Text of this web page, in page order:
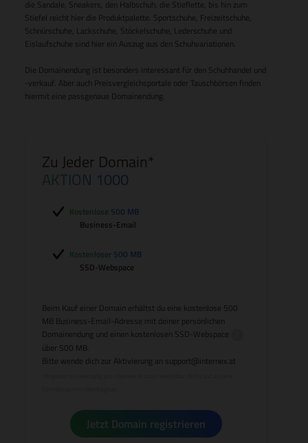
die Sandale, Sneakers, den Halbschuh, die Stieflette, bis hin zum
Stiefel reicht hier die Produktpalette. Sportschuhe, Freizeitschuhe,
Schnürschuhe, Lackschuhe, Stöckelschuhe, Lederschuhe und
Eislaufschuhe sind hier ein Auszug aus den Schuhvariationen.
Die Domainendung ist besonders interessant für den Schuhhandel und
-verkauf. Aber auch Preisvergleichsportale oder Tauschbörsen finden
hiermit eine passgenaue Domainendung.
Zu Jeder Domain*
AKTION 1000
Kostenlose 500 MB
Business-Email
Kostenloser 500 MB
SSD-Webspace
Beim Kauf einer Domain erhältst du eine kostenlose 500
MB Business-Email-Adresse mit deiner persönlichen
Domainendung und einen kostenlosen SSD-Webspace
über 500 MB.
Bitte wende dich zur Aktivierung an support@internex.at
Jetzt Domain registrieren